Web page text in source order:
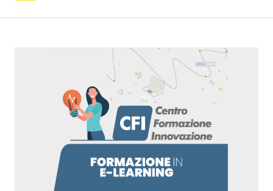
Your E-mail*
Invia commento